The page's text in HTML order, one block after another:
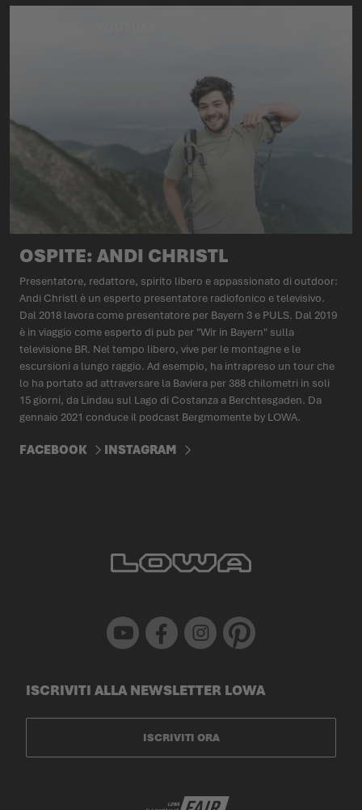
OSPITE: ANDI CHRISTL
Presentatore, redattore, spirito libero e appassionato di outdoor:
Andi Christl è un esperto presentatore radiofonico e televisivo.
Dal 2018 lavora come presentatore per Bayern 3 e PULS. Dal 2019
è in viaggio come esperto di pub per "Wir in Bayern" sulla
televisione BR. Nel tempo libero, vive per le montagne e le
escursioni a lungo raggio. Ad esempio, ha intrapreso un tour che
lo ha portato ad attraversare la Baviera per 388 chilometri in soli
15 giorni, da Lindau sul Lago di Costanza a Berchtesgaden. Da
gennaio 2021 conduce il podcast Bergmomente by LOWA.
FACEBOOK INSTAGRAM
Youtube Facebook Instagram Pinterest
ISCRIVITI ALLA NEWSLETTER LOWA
ISCRIVITI ORA